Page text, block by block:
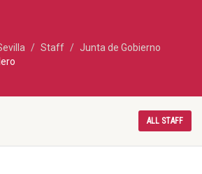
Staff
Junta de Gobierno
ALL STAFF